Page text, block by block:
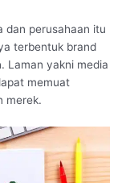
dan perusahaan itu
terbentuk brand
Laman yakni media
memuat
merek.